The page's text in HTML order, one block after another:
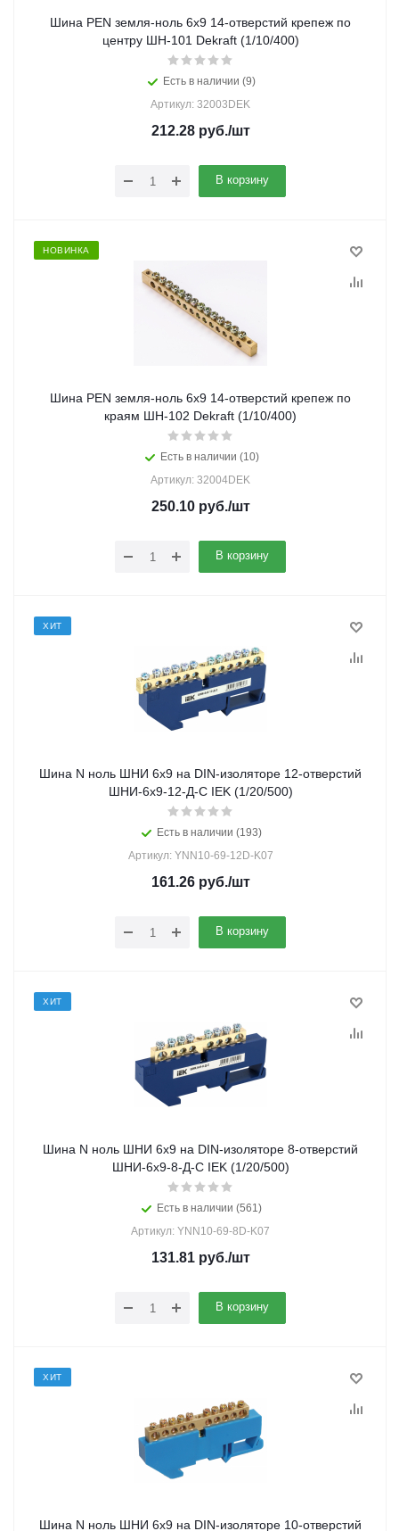
Шина PEN земля-ноль 6х9 14-отверстий крепеж по
центру ШН-101 Dekraft (1/10/400)
Есть в наличии (9)
Артикул: 32003DEK
212.28руб./шт
В корзину
НОВИНКА
Шина PEN земля-ноль 6х9 14-отверстий крепеж по
краям ШН-102 Dekraft (1/10/400)
Есть в наличии (10)
Артикул: 32004DEK
250.10руб./шт
В корзину
ХИТ
Шина N ноль ШНИ 6х9 на DIN-изоляторе 12-отверстий
ШНИ-6х9-12-Д-С IEK (1/20/500)
Есть в наличии (193)
Артикул: YNN10-69-12D-K07
161.26руб./шт
В корзину
ХИТ
Шина N ноль ШНИ 6х9 на DIN-изоляторе 8-отверстий
ШНИ-6х9-8-Д-С IEK (1/20/500)
Есть в наличии (561)
Артикул: YNN10-69-8D-K07
131.81руб./шт
В корзину
ХИТ
Шина N ноль ШНИ 6х9 на DIN-изоляторе 10-отверстий